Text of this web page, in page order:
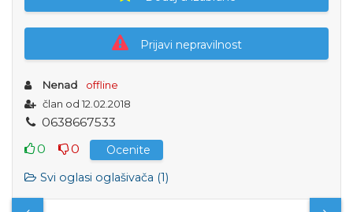
Prijavi nepravilnost
Nenad
offline
član od 12.02.2018
0638667533
0
0
Ocenite
Svi oglasi oglašivača (1)